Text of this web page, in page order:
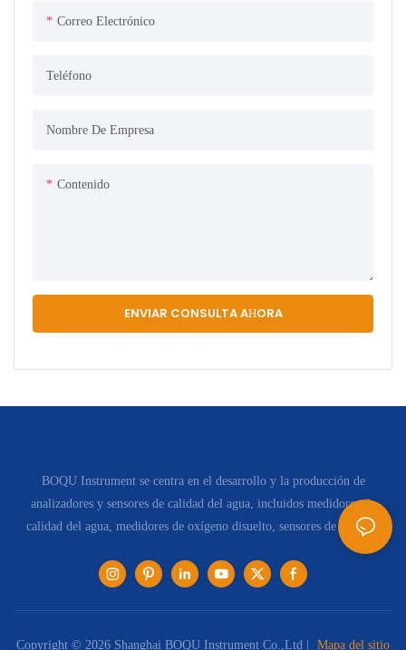
Correo Electrónico
Teléfono
Nombre De Empresa
Contenido
ENVIAR CONSULTA AHORA
BOQU Instrument se centra en el desarrollo y la producción de
analizadores y sensores de calidad del agua, incluidos medidores de
calidad del agua, medidores de oxígeno disuelto, sensores de pH, etc.
Copyright © 2026 Shanghai BOQU Instrument Co.,Ltd | Mapa del sitio